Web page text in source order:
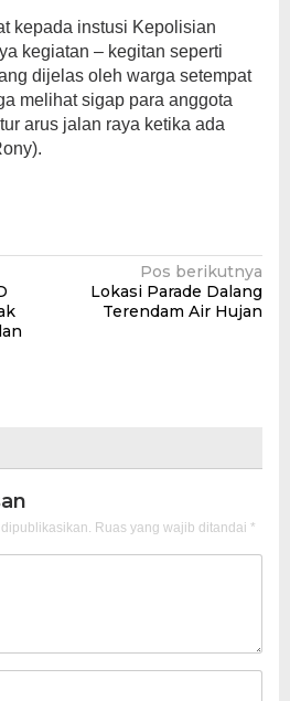
kepada instusi Kepolisian
kegiatan – kegitan seperti
dijelas oleh warga setempat
melihat sigap para anggota
arus jalan raya ketika ada
Pos berikutnya
Lokasi Parade Dalang
Terendam Air Hujan
Ruas yang wajib ditandai *